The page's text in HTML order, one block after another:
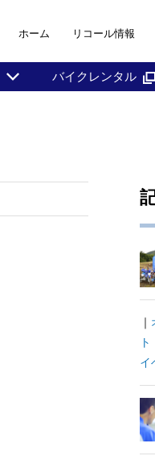
ホーム リコール情報
バイクレンタル
｜
ト
イ